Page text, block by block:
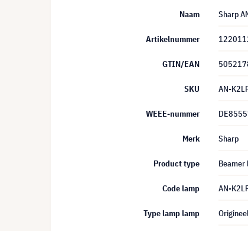
Naam Sharp
Artikelnummer
GTIN/EAN
SKU AN-
WEEE-nummer
Merk Sharp
Product type Beamer
Code lamp AN-
Type lamp lamp